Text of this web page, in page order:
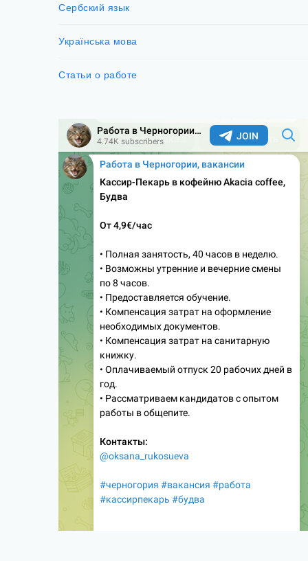
Сербский язык
Українська мова
Статьи о работе